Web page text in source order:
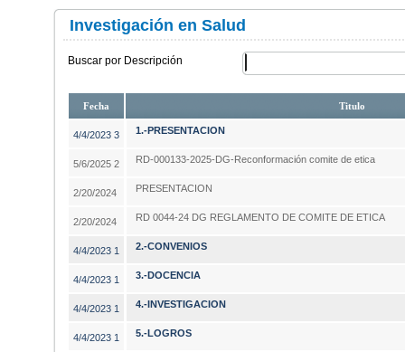
Investigación en Salud
Buscar por Descripción
Fecha Titulo
4/4/2023 3 1.-PRESENTACION
5/6/2025 2 RD-000133-2025-DG-Reconformación comite de etica
2/20/2024 PRESENTACION
2/20/2024 RD 0044-24 DG REGLAMENTO DE COMITE DE ETICA
4/4/2023 1 2.-CONVENIOS
4/4/2023 1 3.-DOCENCIA
4/4/2023 1 4.-INVESTIGACION
4/4/2023 1 5.-LOGROS